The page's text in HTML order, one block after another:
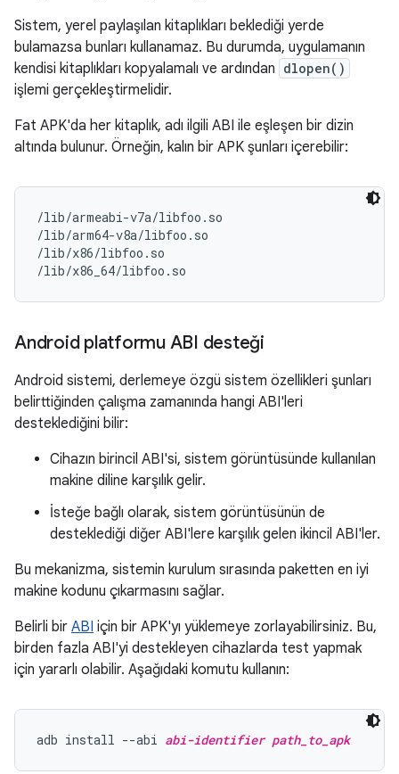
Sistem, yerel paylaşılan kitaplıkları beklediği yerde
bulamazsa bunları kullanamaz. Bu durumda, uygulamanın
kendisi kitaplıkları kopyalamalı ve ardından dlopen()
işlemi gerçekleştirmelidir.
Fat APK'da her kitaplık, adı ilgili ABI ile eşleşen bir dizin
altında bulunur. Örneğin, kalın bir APK şunları içerebilir:
/lib/armeabi-v7a/libfoo.so
/lib/arm64-v8a/libfoo.so
/lib/x86/libfoo.so
Android platformu ABI desteği
Android sistemi, derlemeye özgü sistem özellikleri şunları
belirttiğinden çalışma zamanında hangi ABI'leri
desteklediğini bilir:
Cihazın birincil ABI'si, sistem görüntüsünde kullanılan
makine diline karşılık gelir.
İsteğe bağlı olarak, sistem görüntüsünün de
desteklediği diğer ABI'lere karşılık gelen ikincil ABI'ler.
Bu mekanizma, sistemin kurulum sırasında paketten en iyi
makine kodunu çıkarmasını sağlar.
Belirli bir ABI için bir APK'yı yüklemeye zorlayabilirsiniz. Bu,
birden fazla ABI'yi destekleyen cihazlarda test yapmak
için yararlı olabilir. Aşağıdaki komutu kullanın:
adb install --abi abi-identifier path_to_apk